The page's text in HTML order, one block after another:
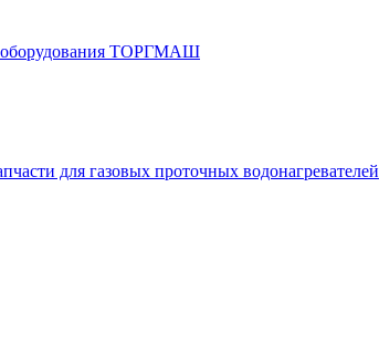
оборудования ТОРГМАШ
для газовых проточных водонагревателей